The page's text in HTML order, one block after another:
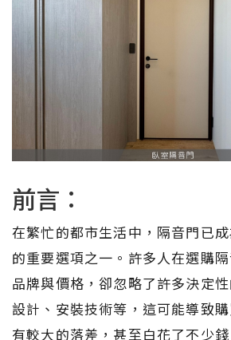
前言：
在繁忙的都市生活中，隔音門已
的重要選項之一。許多人在選購
品牌與價格，卻忽略了許多決定
設計、安裝技術等，這可能導致
有較大的落差，甚至白花了不少